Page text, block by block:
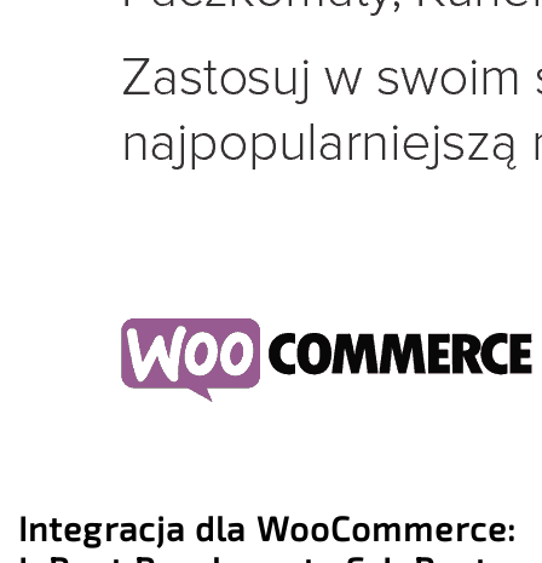
Integracja dla WooCommerce: